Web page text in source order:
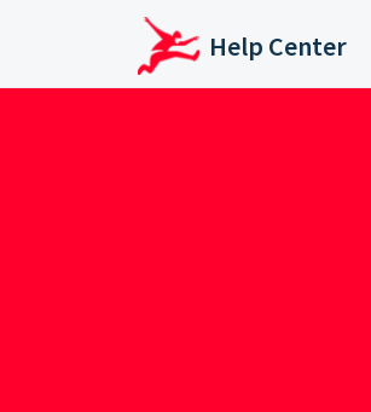
Zum hauptsächlichen Inhalt
Help Center